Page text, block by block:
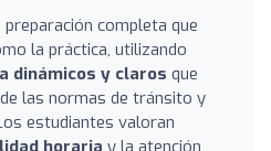
completa que
la práctica, utilizando
dinámicos y claros que
las normas de tránsito y
estudiantes valoran
horaria y la atención